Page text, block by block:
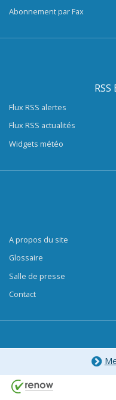
Abonnement par Fax
RSS
Flux RSS alertes
Flux RSS actualités
Widgets météo
A propos du site
Glossaire
Salle de presse
Contact